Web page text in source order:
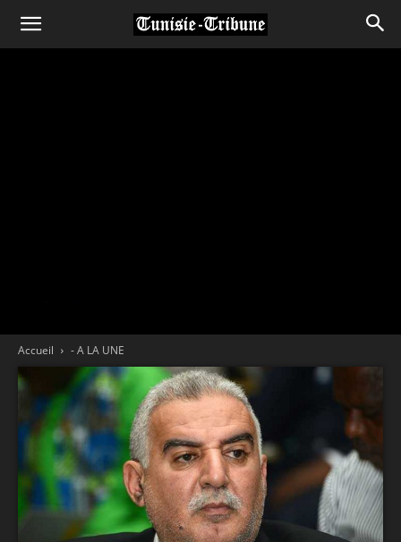
Accueil - A LA UNE